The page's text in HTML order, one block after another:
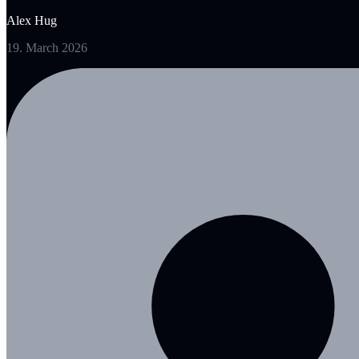
Alex Hug
19. March 2026